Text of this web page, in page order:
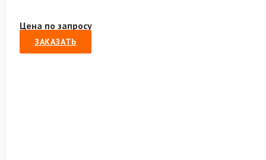
Цена по запросу
ЗАКАЗАТЬ